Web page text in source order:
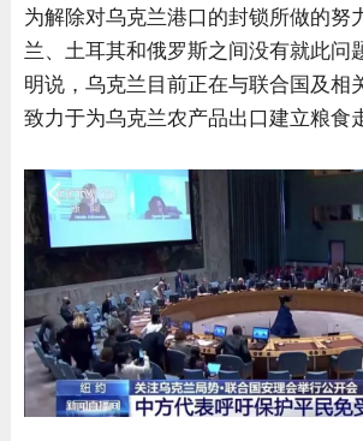
为解除对乌克兰港口的封锁所做的努
兰、土耳其和俄罗斯之间没有就此问
明说，乌克兰目前正在与联合国及相
致力于为乌克兰农产品出口建立粮食